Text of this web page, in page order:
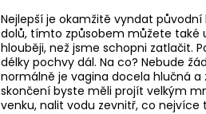
Nejlepší je okamžitě vyndat
dolů, tímto způsobem můžete také
hlouběji, než jsme schopni zatlačit.
délky pochvy dál. Na co? Nebude
normálně je vagina docela hlučná
skončení byste měli projít velkým
venku, nalit vodu zevnitř, co nejvíce